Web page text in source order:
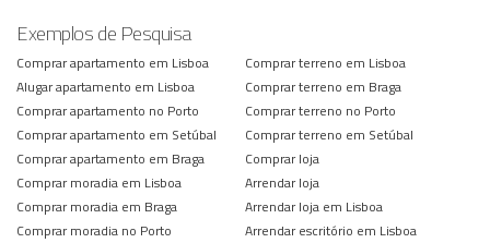
Exemplos de Pesquisa
Comprar apartamento em Lisboa
Alugar apartamento em Lisboa
Comprar apartamento no Porto
Comprar apartamento em Setúbal
Comprar apartamento em Braga
Comprar moradia em Lisboa
Comprar moradia em Braga
Comprar moradia no Porto
Comprar terreno em Lisboa
Comprar terreno em Braga
Comprar terreno no Porto
Comprar terreno em Setúbal
Comprar loja
Arrendar loja
Arrendar loja em Lisboa
Arrendar escritório em Lisboa